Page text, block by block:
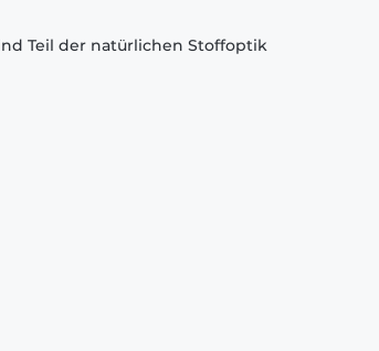
Teil der natürlichen Stoffoptik